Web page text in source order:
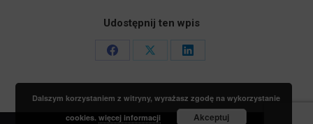
Udostępnij ten wpis
Share
on
Facebook
Share
on
X
Share
on
LinkedIn
Dalszym korzystaniem z witryny, wyrażasz zgodę na wykorzystanie
cookies. więcej informacji Akceptuj